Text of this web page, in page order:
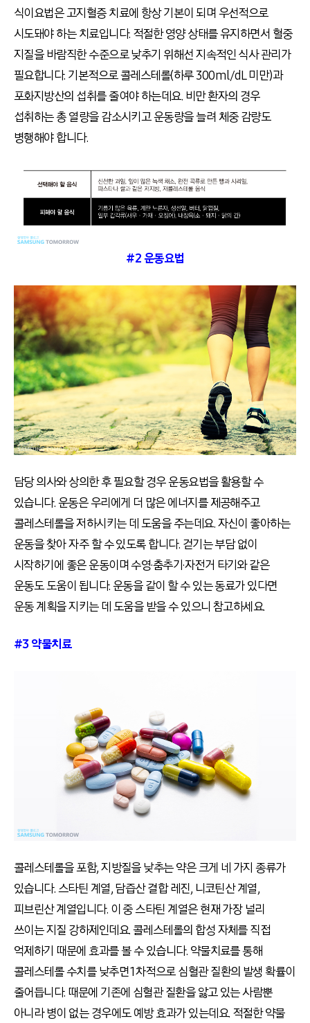
식이요법은 고지혈증 치료에 항상 기본이 되며 우선적으로
시도돼야 하는 치료입니다. 적절한 영양 상태를 유지하면서 혈중
지질을 바람직한 수준으로 낮추기 위해선 지속적인 식사 관리가
필요합니다. 기본적으로 콜레스테롤(하루 300ml/dL 미만)과
포화지방산의 섭취를 줄여야 하는데요. 비만 환자의 경우
섭취하는 총 열량을 감소시키고 운동량을 늘려 체중 감량도
병행해야 합니다.
#2 운동요법
담당 의사와 상의한 후 필요할 경우 운동요법을 활용할 수
있습니다. 운동은 우리에게 더 많은 에너지를 제공해주고
콜레스테롤을 저하시키는 데 도움을 주는데요. 자신이 좋아하는
운동을 찾아 자주 할 수 있도록 합니다. 걷기는 부담 없이
시작하기에 좋은 운동이며 수영·춤추기·자전거 타기와 같은
운동도 도움이 됩니다. 운동을 같이 할 수 있는 동료가 있다면
운동 계획을 지키는 데 도움을 받을 수 있으니 참고하세요.
#3 약물치료
콜레스테롤을 포함, 지방질을 낮추는 약은 크게 네 가지 종류가
있습니다. 스타틴 계열, 담즙산 결합 레진, 니코틴산 계열,
피브린산 계열입니다. 이 중 스타틴 계열은 현재 가장 널리
쓰이는 지질 강하제인데요. 콜레스테롤의 합성 자체를 직접
억제하기 때문에 효과를 볼 수 있습니다. 약물치료를 통해
콜레스테롤 수치를 낮추면 1차적으로 심혈관 질환의 발생 확률이
줄어듭니다. 때문에 기존에 심혈관 질환을 앓고 있는 사람뿐
아니라 병이 없는 경우에도 예방 효과가 있는데요. 적절한 약물